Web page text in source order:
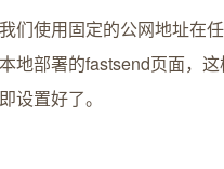
们使用固定的公网地址在
地部署的fastsend页面，
设置好了。